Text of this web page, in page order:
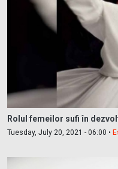
Rolul femeilor sufi în
Tuesday, July 20, 2021 - 06:00 •